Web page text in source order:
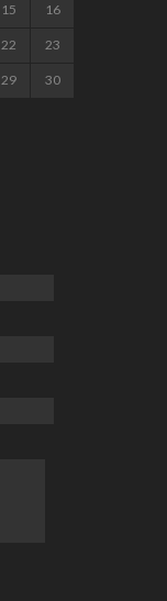
15 16
22 23
29 30